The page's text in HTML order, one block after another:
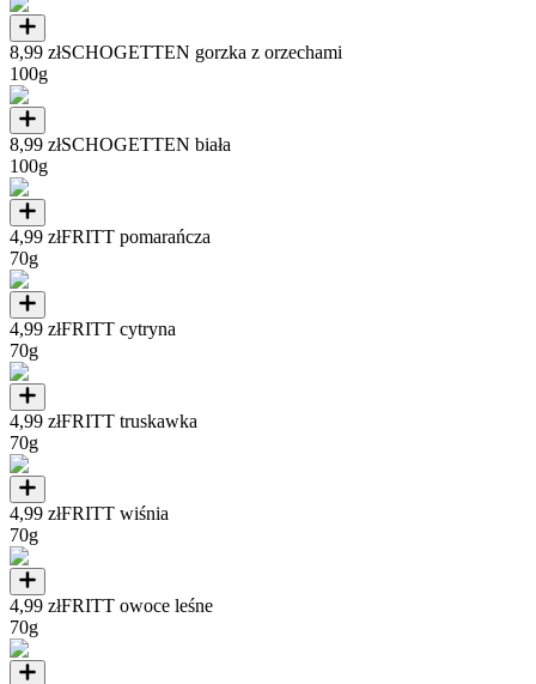
8,99 złSCHOGETTEN gorzka z orzechami
100g
8,99 złSCHOGETTEN biała
100g
4,99 złFRITT pomarańcza
70g
4,99 złFRITT cytryna
70g
4,99 złFRITT truskawka
70g
4,99 złFRITT wiśnia
70g
4,99 złFRITT owoce leśne
70g